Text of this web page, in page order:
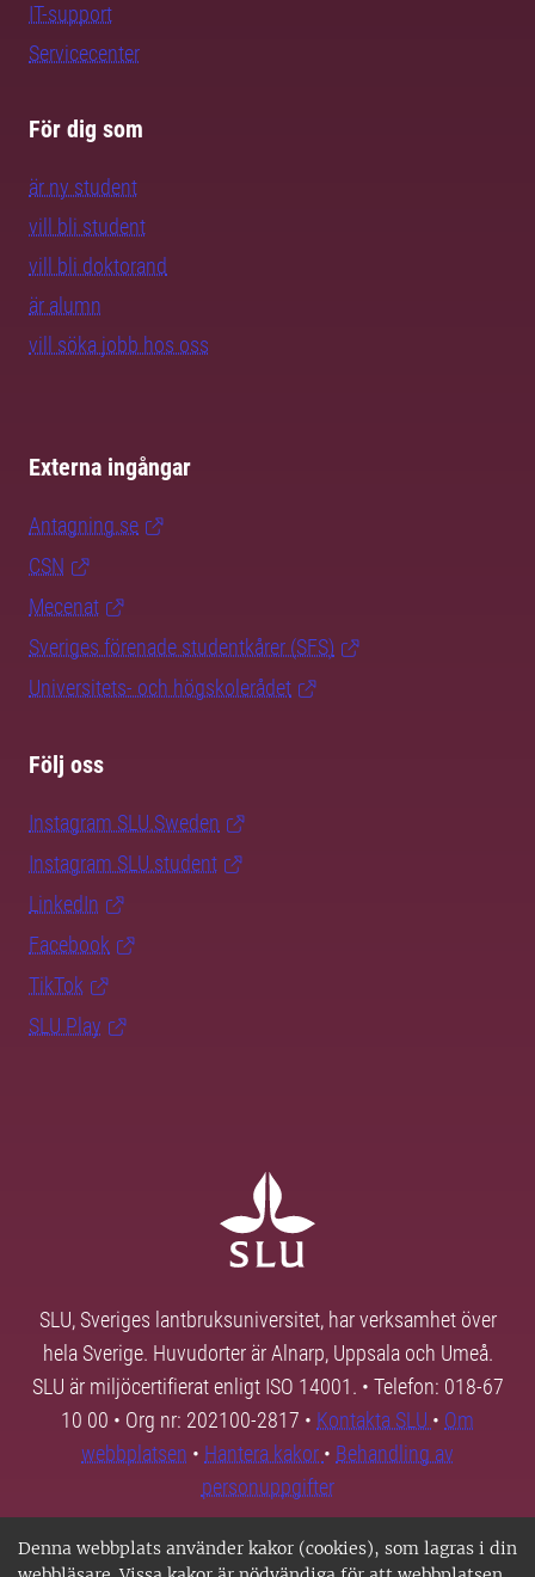
Denna webbplats använder kakor (cookies), som lagras i din
IT-support
Servicecenter
För dig som
är ny student
vill bli student
vill bli doktorand
är alumn
vill söka jobb hos oss
Externa ingångar
Antagning.se
CSN
Mecenat
Sveriges förenade studentkårer (SFS)
Universitets- och högskolerådet
Följ oss
Instagram SLU.Sweden
Instagram SLU.student
LinkedIn
Facebook
TikTok
SLU Play
SLU, Sveriges lantbruksuniversitet, har verksamhet över
hela Sverige. Huvudorter är Alnarp, Uppsala och Umeå.
SLU är miljöcertifierat enligt ISO 14001. • Telefon: 018-67
10 00 • Org nr: 202100-2817 • Kontakta SLU • Om
webbplatsen • Hantera kakor • Behandling av
personuppgifter